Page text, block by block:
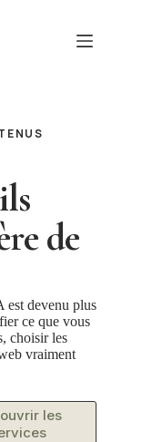
de
est devenu plus
ce que vous
choisir les
vraiment
les